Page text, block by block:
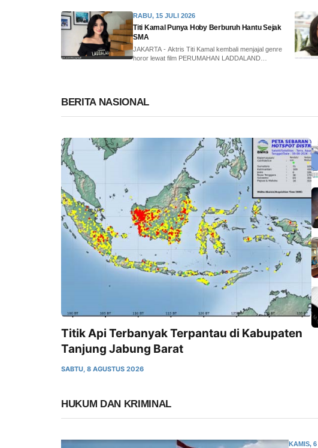
RABU, 15 JULI 2026
Titi Kamal Punya Hoby Berburuh Hantu Sejak
SMA
JAKARTA - Aktris Titi Kamal kembali menjajal genre
horor lewat film PERUMAHAN LADDALAND
BERITA NASIONAL
Titik Api Terbanyak Terpantau di Kabupaten
Tanjung Jabung Barat
SABTU, 8 AGUSTUS 2026
HUKUM DAN KRIMINAL
KAMIS,